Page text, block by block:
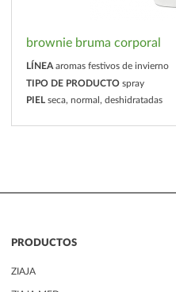
brownie bruma corporal
LÍNEA aromas festivos de invierno
TIPO DE PRODUCTO spray
PIEL seca, normal, deshidratadas
PRODUCTOS
ZIAJA